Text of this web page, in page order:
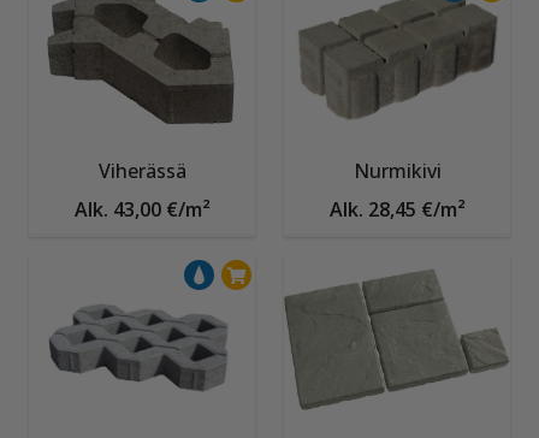
Viherässä
Alk. 43,00 €/m²
Nurmikivi
Alk. 28,45 €/m²